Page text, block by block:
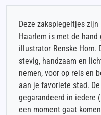
Deze zakspiegeltjes
Haarlem is met de
illustrator Renske Horn.
stevig, handzaam en
nemen, voor op reis en
aan je favoriete stad.
gegarandeerd in iedere
een moment gaat